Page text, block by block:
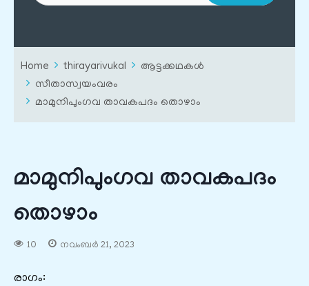
Home thirayarivukal
ആട്ടക്കഥകൾ
സീതാസ്വയംവരം
മാമുനിപുംഗവ താവകപദം തൊഴാം
മാമുനിപുംഗവ താവകപദം
തൊഴാം
10 നവംബർ 21, 2023
രാഗം: